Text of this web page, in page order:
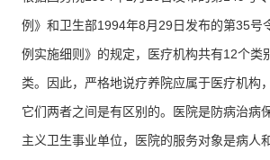
例》和卫生部1994年8月29日发布的第35号
例实施细则》的规定，医疗机构共有12个类
类。因此，严格地说疗养院应属于医疗机构
它们两者之间是有区别的。医院是防病治病
主义卫生事业单位，医院的服务对象是病人